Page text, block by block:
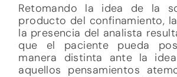
Retomando la idea de la
producto del confinamiento,
la presencia del analista
que el paciente pueda
manera distinta ante la
aquellos pensamientos